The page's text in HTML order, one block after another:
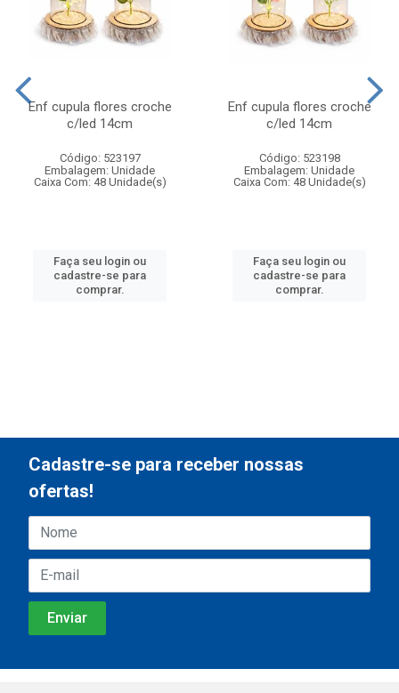
Enf cupula flores croche
c/led 14cm
Código: 523197
Embalagem: Unidade
Caixa Com: 48 Unidade(s)
Faça seu login ou
cadastre-se para
comprar.
Enf cupula flores croche
c/led 14cm
Código: 523198
Embalagem: Unidade
Caixa Com: 48 Unidade(s)
Faça seu login ou
cadastre-se para
comprar.
Cadastre-se para receber nossas
ofertas!